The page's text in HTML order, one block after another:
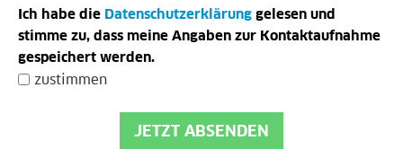
Ich habe die Datenschutzerklärung gelesen und
stimme zu, dass meine Angaben zur Kontaktaufnahme
gespeichert werden.
zustimmen
JETZT ABSENDEN